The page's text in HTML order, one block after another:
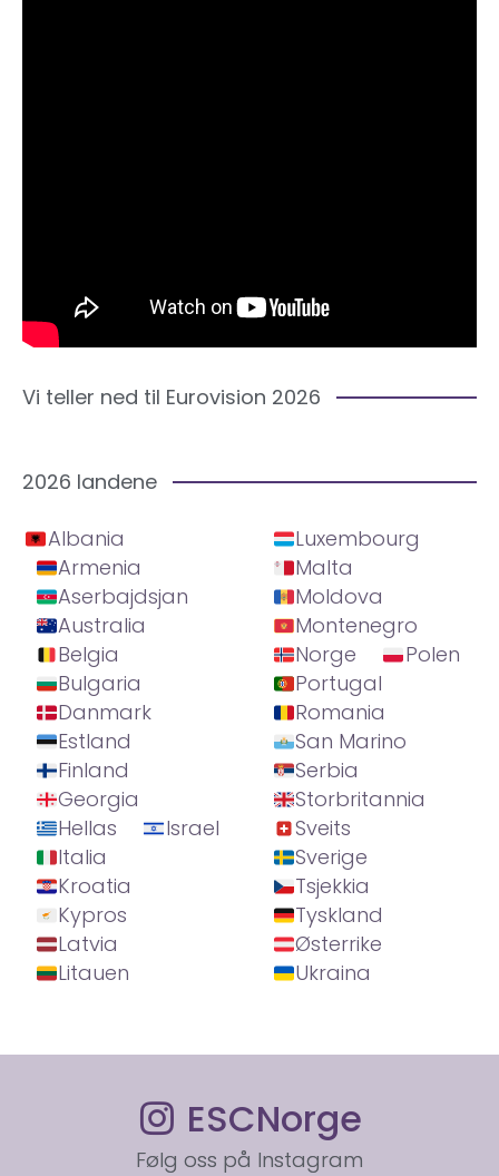
Vi teller ned til Eurovision 2026
2026 landene
Albania
Armenia
Aserbajdsjan
Australia
Belgia
Bulgaria
Danmark
Estland
Finland
Georgia
Hellas
Israel
Italia
Kroatia
Kypros
Latvia
Litauen
Luxembourg
Malta
Moldova
Montenegro
Norge
Polen
Portugal
Romania
San Marino
Serbia
Storbritannia
Sveits
Sverige
Tsjekkia
Tyskland
Østerrike
Ukraina
ESCNorge
Følg oss på Instagram